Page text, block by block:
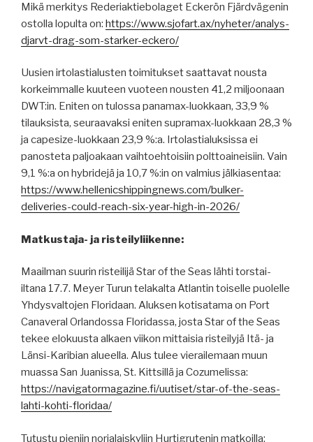
Mikä merkitys Rederiaktiebolaget Eckerön Fjärdvägenin
ostolla lopulta on: https://www.sjofart.ax/nyheter/analys-
djarvt-drag-som-starker-eckero/
Uusien irtolastialusten toimitukset saattavat nousta
korkeimmalle kuuteen vuoteen nousten 41,2 miljoonaan
DWT:in. Eniten on tulossa panamax-luokkaan, 33,9 %
tilauksista, seuraavaksi eniten supramax-luokkaan 28,3 %
ja capesize-luokkaan 23,9 %:a. Irtolastialuksissa ei
panosteta paljoakaan vaihtoehtoisiin polttoaineisiin. Vain
9,1 %:a on hybridejä ja 10,7 %:in on valmius jälkiasentaa:
https://www.hellenicshippingnews.com/bulker-
deliveries-could-reach-six-year-high-in-2026/
Matkustaja- ja risteilyliikenne:
Maailman suurin risteilijä Star of the Seas lähti torstai-
iltana 17.7. Meyer Turun telakalta Atlantin toiselle puolelle
Yhdysvaltojen Floridaan. Aluksen kotisatama on Port
Canaveral Orlandossa Floridassa, josta Star of the Seas
tekee elokuusta alkaen viikon mittaisia risteilyjä Itä- ja
Länsi-Karibian alueella. Alus tulee vierailemaan muun
muassa San Juanissa, St. Kittsillä ja Cozumelissa:
https://navigatormagazine.fi/uutiset/star-of-the-seas-
lahti-kohti-floridaa/
Tutustu pieniin norjalaiskyliin Hurtigrutenin matkoilla: